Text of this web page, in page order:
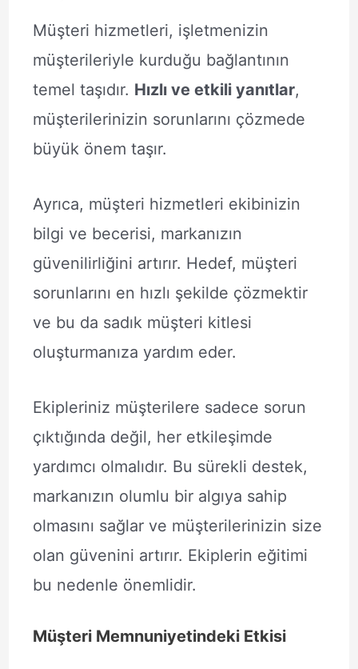
Müşteri hizmetleri, işletmenizin
müşterileriyle kurduğu bağlantının
temel taşıdır. Hızlı ve etkili yanıtlar,
müşterilerinizin sorunlarını çözmede
büyük önem taşır.
Ayrıca, müşteri hizmetleri ekibinizin
bilgi ve becerisi, markanızın
güvenilirliğini artırır. Hedef, müşteri
sorunlarını en hızlı şekilde çözmektir
ve bu da sadık müşteri kitlesi
oluşturmanıza yardım eder.
Ekipleriniz müşterilere sadece sorun
çıktığında değil, her etkileşimde
yardımcı olmalıdır. Bu sürekli destek,
markanızın olumlu bir algıya sahip
olmasını sağlar ve müşterilerinizin size
olan güvenini artırır. Ekiplerin eğitimi
bu nedenle önemlidir.
Müşteri Memnuniyetindeki Etkisi